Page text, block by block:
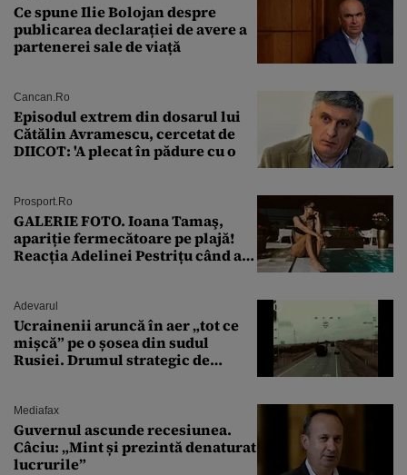
Ce spune Ilie Bolojan despre
publicarea declarației de avere a
partenerei sale de viață
Cancan.ro
Episodul extrem din dosarul lui
Cătălin Avramescu, cercetat de
DIICOT: 'A plecat în pădure cu o
Prosport.ro
GALERIE FOTO. Ioana Tamaş,
apariție fermecătoare pe plajă!
Reacția Adelinei Pestrițu când a
Adevarul
Ucrainenii aruncă în aer „tot ce
mișcă” pe o șosea din sudul
Rusiei. Drumul strategic de
Mediafax
Guvernul ascunde recesiunea.
Câciu: „Mint și prezintă denaturat
lucrurile”